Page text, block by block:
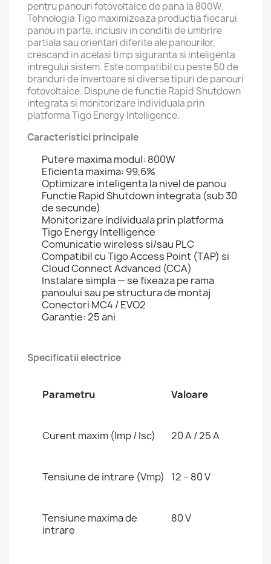
pentru panouri fotovoltaice de pana la 800W.
Tehnologia Tigo maximizeaza productia fiecarui
panou in parte, inclusiv in conditii de umbrire
partiala sau orientari diferite ale panourilor,
crescand in acelasi timp siguranta si inteligenta
intregului sistem. Este compatibil cu peste 50 de
branduri de invertoare si diverse tipuri de panouri
fotovoltaice. Dispune de functie Rapid Shutdown
integrata si monitorizare individuala prin
platforma Tigo Energy Intelligence.
Caracteristici principale
Putere maxima modul: 800W
Eficienta maxima: 99,6%
Optimizare inteligenta la nivel de panou
Functie Rapid Shutdown integrata (sub 30
de secunde)
Monitorizare individuala prin platforma
Tigo Energy Intelligence
Comunicatie wireless si/sau PLC
Compatibil cu Tigo Access Point (TAP) si
Cloud Connect Advanced (CCA)
Instalare simpla — se fixeaza pe rama
panoului sau pe structura de montaj
Conectori MC4 / EVO2
Garantie: 25 ani
Specificatii electrice
Parametru Valoare
Curent maxim (Imp / Isc) 20 A / 25 A
Tensiune de intrare (Vmp) 12 – 80 V
Tensiune maxima de
intrare
80 V